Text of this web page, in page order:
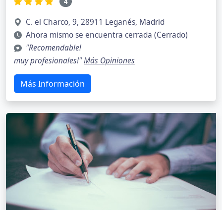
C. el Charco, 9, 28911 Leganés, Madrid
Ahora mismo se encuentra cerrada (Cerrado)
"Recomendable!
muy profesionales!"Más Opiniones
Más Información